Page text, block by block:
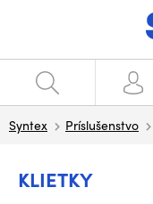
Syntex Príslušenstvo
KLIETKY